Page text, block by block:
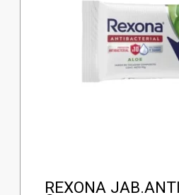
REXONA